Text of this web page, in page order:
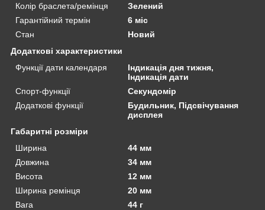
Колір браслета/ремінця
Зелений
Гарантійний термін
6 міс
Стан
Новий
Додаткові характеристики
Функції дати календаря
Індикація дня тижня,
Індикація дати
Спорт-функції
Секундомір
Додаткові функції
Будильник, Підсвічування
дисплея
Габаритні розміри
Ширина
44 мм
Довжина
34 мм
Висота
12 мм
Ширина ремінця
20 мм
Вага
44 г